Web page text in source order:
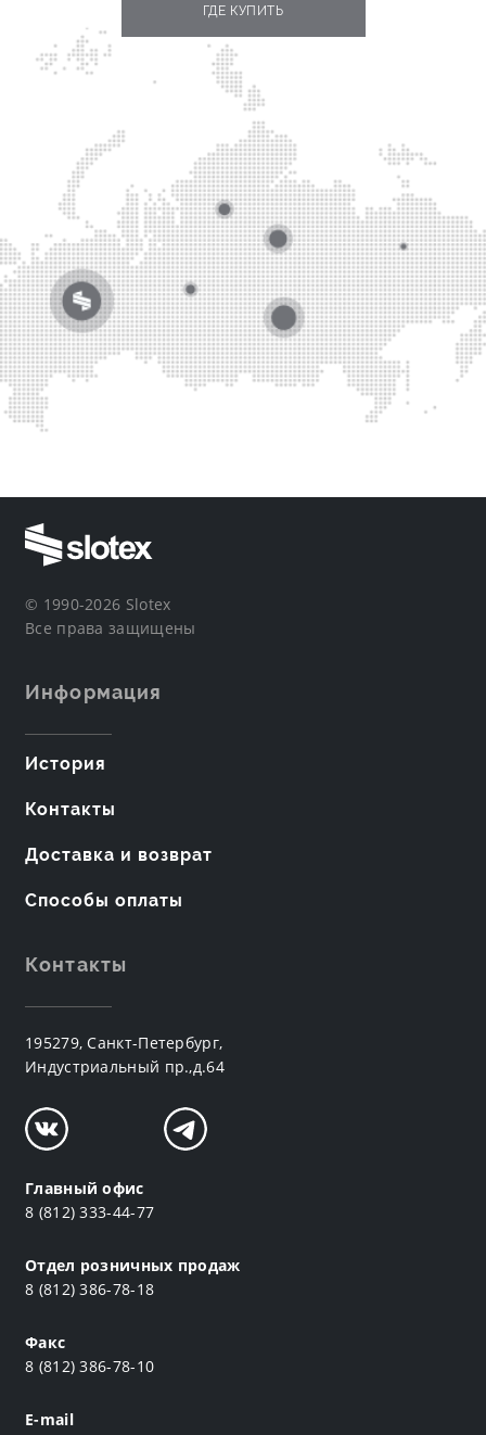
ГДЕ КУПИТЬ
© 1990-2026 Slotex
Все права защищены
Информация
История
Контакты
Доставка и возврат
Способы оплаты
Контакты
195279, Санкт-Петербург,
Индустриальный пр.,д.64
Главный офис
8 (812) 333-44-77
Отдел розничных продаж
8 (812) 386-78-18
Факс
8 (812) 386-78-10
E-mail